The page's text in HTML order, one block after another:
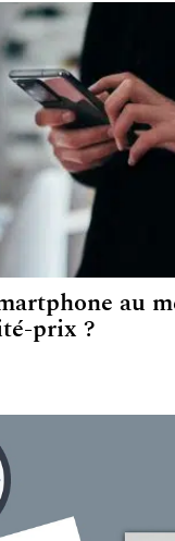
au
prix ?